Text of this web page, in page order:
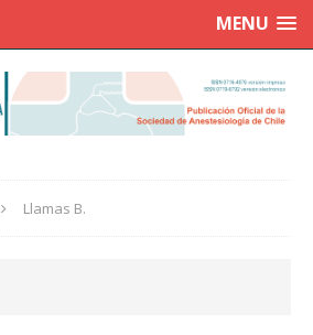
MENU
Llamas B.